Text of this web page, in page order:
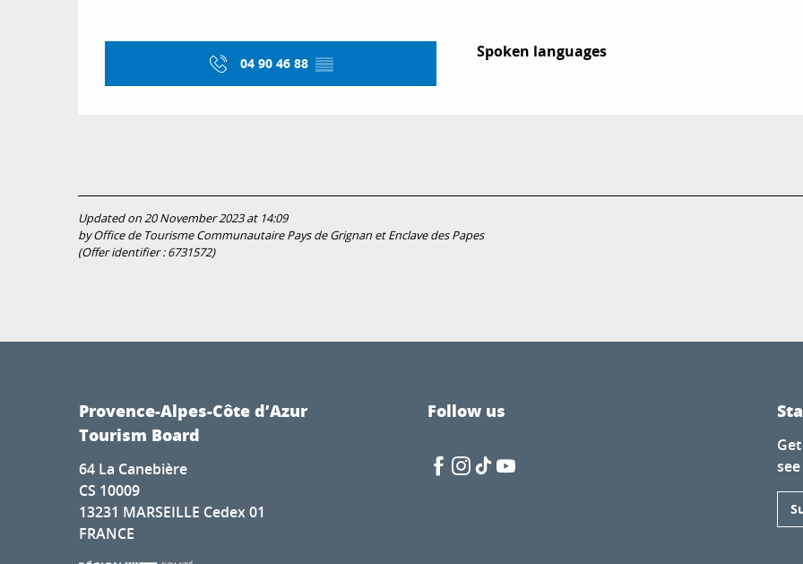
04 90 46 88 ▒▒
Spoken languages
Spoken languages
Updated on 20 November 2023 at 14:09
by Office de Tourisme Communautaire Pays de Grignan et Enclave des Papes
(Offer identifier :6731572)
Provence-Alpes-Côte d’Azur
Tourism Board
64 La Canebière
CS 10009
13231 MARSEILLE Cedex 01
FRANCE
Follow us